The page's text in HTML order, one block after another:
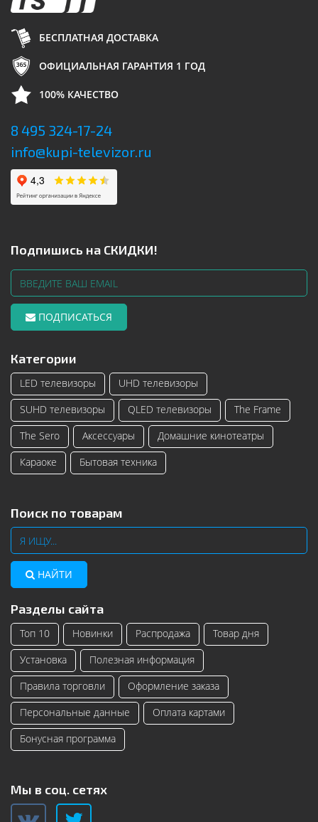
БЕСПЛАТНАЯ ДОСТАВКА
ОФИЦИАЛЬНАЯ ГАРАНТИЯ 1 ГОД
100% КАЧЕСТВО
8 495 324-17-24
info@kupi-televizor.ru
Подпишись на СКИДКИ!
ПОДПИСАТЬСЯ
Категории
LED телевизоры
UHD телевизоры
SUHD телевизоры
QLED телевизоры
The Frame
The Sero
Аксессуары
Домашние кинотеатры
Караоке
Бытовая техника
Поиск по товарам
НАЙТИ
Разделы сайта
Топ 10 Новинки Распродажа
Товар дня
Установка
Полезная информация
Правила торговли
Оформление заказа
Персональные данные
Оплата картами
Бонусная программа
Мы в соц. сетях